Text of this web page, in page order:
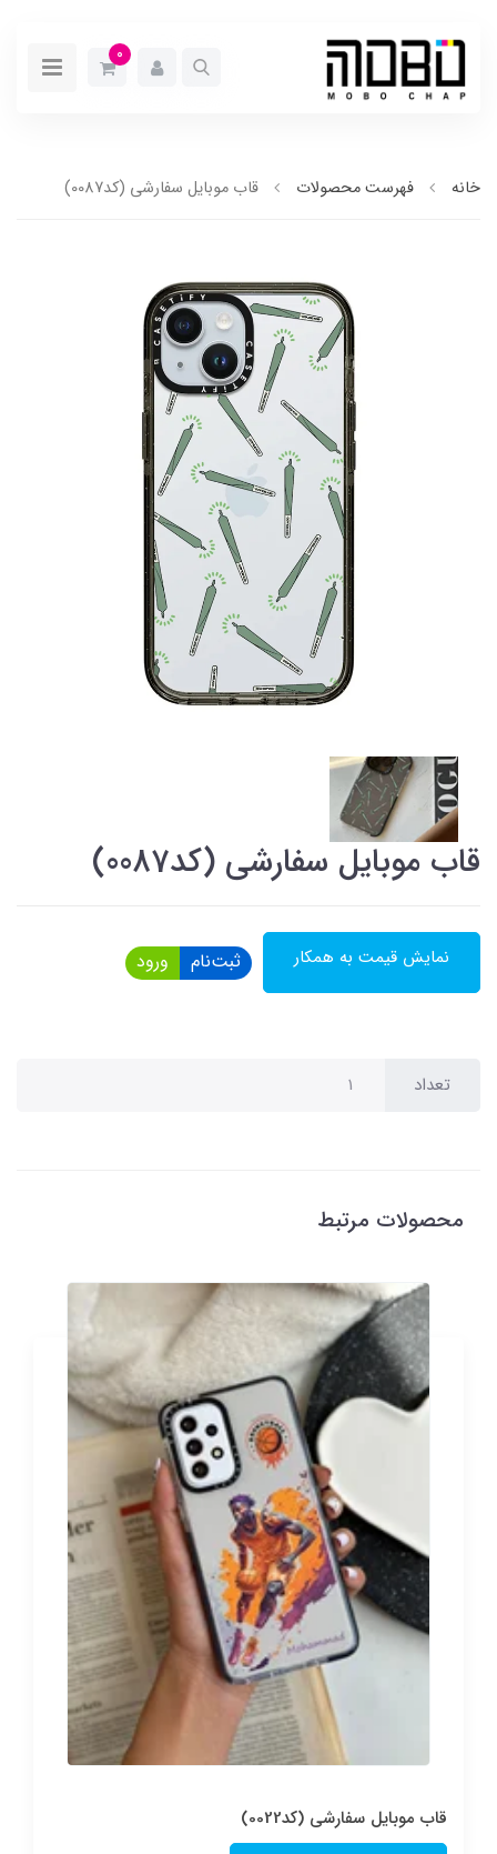
0
خانه فهرست محصولات قاب موبایل سفارشی (کد0087)
قاب موبایل سفارشی (کد0087)
نمایش قیمت به همکار ثبت‌نام ورود
تعداد
محصولات مرتبط
قاب موبایل سفارشی (کد0022)